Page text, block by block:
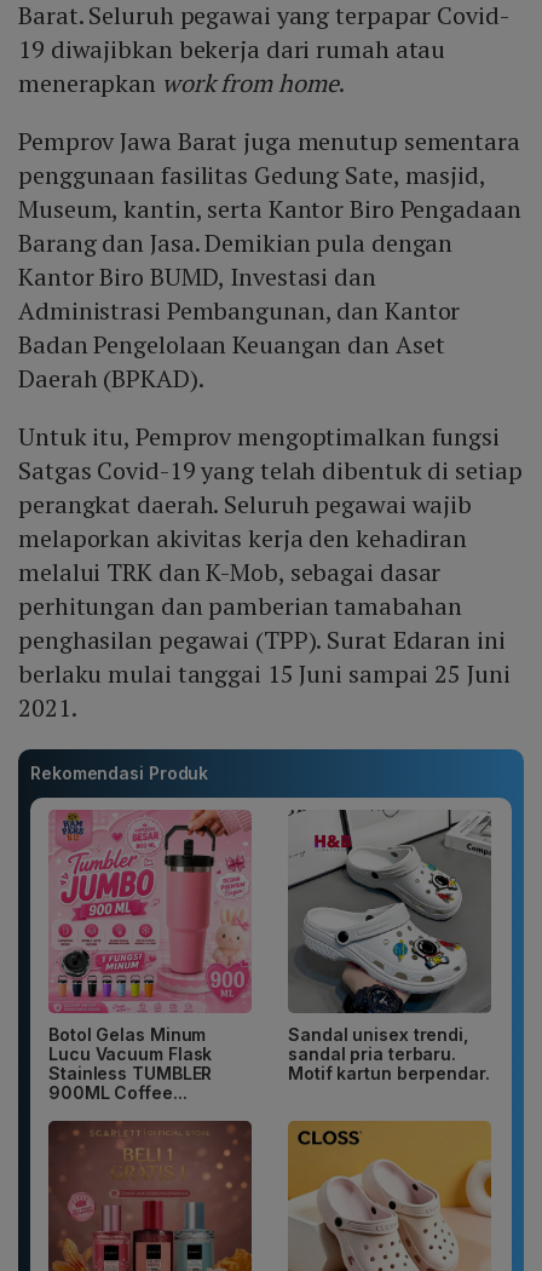
Barat. Seluruh pegawai yang terpapar Covid-
19 diwajibkan bekerja dari rumah atau
menerapkan work from home.
Pemprov Jawa Barat juga menutup sementara
penggunaan fasilitas Gedung Sate, masjid,
Museum, kantin, serta Kantor Biro Pengadaan
Barang dan Jasa. Demikian pula dengan
Kantor Biro BUMD, Investasi dan
Administrasi Pembangunan, dan Kantor
Badan Pengelolaan Keuangan dan Aset
Daerah (BPKAD).
Untuk itu, Pemprov mengoptimalkan fungsi
Satgas Covid-19 yang telah dibentuk di setiap
perangkat daerah. Seluruh pegawai wajib
melaporkan akivitas kerja den kehadiran
melalui TRK dan K-Mob, sebagai dasar
perhitungan dan pamberian tamabahan
penghasilan pegawai (TPP). Surat Edaran ini
berlaku mulai tanggai 15 Juni sampai 25 Juni
2021.
Rekomendasi Produk
Botol Gelas Minum
Lucu Vacuum Flask
Stainless TUMBLER
900ML Coffee...
Sandal unisex trendi,
sandal pria terbaru.
Motif kartun berpendar.